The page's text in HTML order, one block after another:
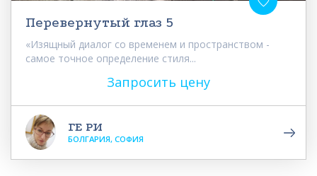
Перевернутый глаз 5
«Изящный диалог со временем и пространством -
самое точное определение стиля...
Запросить цену
ГЕ РИ
БОЛГАРИЯ, СОФИЯ